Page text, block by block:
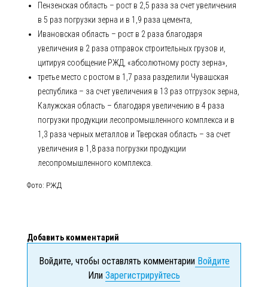
Пензенская область – рост в 2,5 раза за счет увеличения
в 5 раз погрузки зерна и в 1,9 раза цемента,
Ивановская область – рост в 2 раза благодаря
увеличения в 2 раза отправок строительных грузов и,
цитируя сообщение РЖД, «абсолютному росту зерна»,
третье место с ростом в 1,7 раза разделили Чувашская
республика – за счет увеличения в 13 раз отгрузок зерна,
Калужская область – благодаря увеличению в 4 раза
погрузки продукции лесопромышленного комплекса и в
1,3 раза черных металлов и Тверская область – за счет
увеличения в 1,8 раза погрузки продукции
лесопромышленного комплекса.
Фото: РЖД
Добавить комментарий
Войдите, чтобы оставлять комментарииВойдите
Или Зарегистрируйтесь